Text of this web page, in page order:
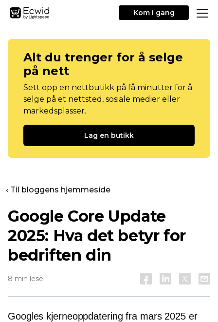
Kom i gang
Alt du trenger for å selge
på nett
Sett opp en nettbutikk på få minutter for å
selge på et nettsted, sosiale medier eller
markedsplasser.
Lag en butikk
‹ Til bloggens hjemmeside
Google Core Update
2025: Hva det betyr for
bedriften din
8 min lese
Googles kjerneoppdatering fra mars 2025 er